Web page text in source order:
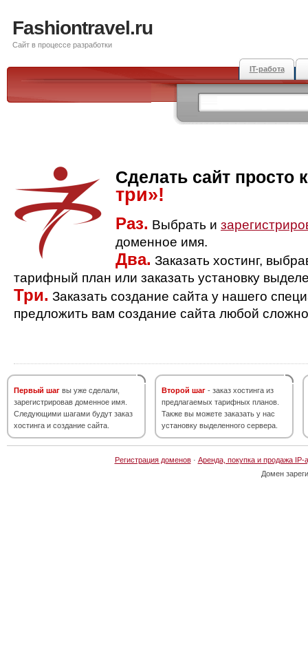
Fashiontravel.ru
Сайт в процессе разработки
IT-работа
Сделать сайт просто
три»!
Раз. Выбрать и
доменное имя.
Два. Заказать хостинг,
тарифный план или заказать установку
Три. Заказать создание сайта у нашего
предложить вам создание сайта любой
Первый шаг вы уже сделали,
зарегистрировав доменное имя.
Следующими шагами будут заказ
хостинга и создание сайта.
Второй шаг - заказ хостинга из
предлагаемых тарифных планов.
Также вы можете заказать у нас
установку выделенного сервера.
Регистрация доменов· Аренда, покупка и продажа IP-
Домен